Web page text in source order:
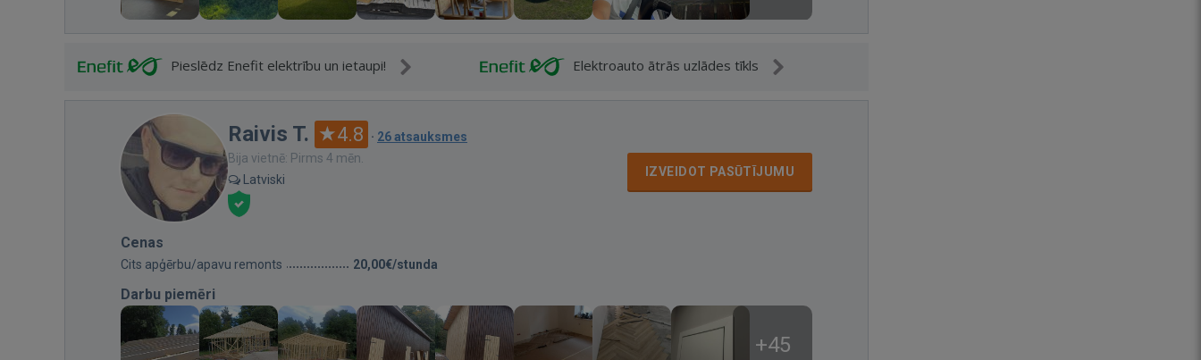
Pieslēdz Enefit elektrību un ietaupi! Elektroauto ātrās uzlādes tīkls
Raivis T. 4.8 · 26 atsauksmes
Bija vietnē: Pirms 4 mēn.
Latviski
IZVEIDOT PASŪTĪJUMU
Cenas
Cits apģērbu/apavu remonts 20,00€/stunda
Darbu piemēri
+45